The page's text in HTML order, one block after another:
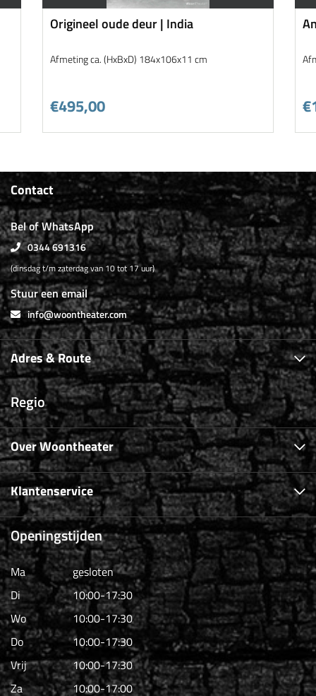
Origineel oude deur | India
Afmeting ca. (HxBxD) 184x106x11 cm
€495,00
Contact
Bel of WhatsApp
0344 691316
(dinsdag t/m zaterdag van 10 tot 17 uur)
Stuur een email
info@woontheater.com
Adres & Route
Regio
Over Woontheater
Klantenservice
Openingstijden
Ma
gesloten
Di
10:00-17:30
Wo
10:00-17:30
Do
10:00-17:30
Vrij
10:00-17:30
Za
10:00-17:00